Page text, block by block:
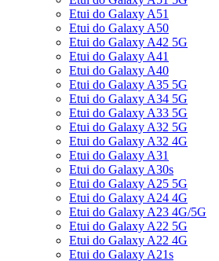
Etui do Galaxy A51
Etui do Galaxy A50
Etui do Galaxy A42 5G
Etui do Galaxy A41
Etui do Galaxy A40
Etui do Galaxy A35 5G
Etui do Galaxy A34 5G
Etui do Galaxy A33 5G
Etui do Galaxy A32 5G
Etui do Galaxy A32 4G
Etui do Galaxy A31
Etui do Galaxy A30s
Etui do Galaxy A25 5G
Etui do Galaxy A24 4G
Etui do Galaxy A23 4G/5G
Etui do Galaxy A22 5G
Etui do Galaxy A22 4G
Etui do Galaxy A21s